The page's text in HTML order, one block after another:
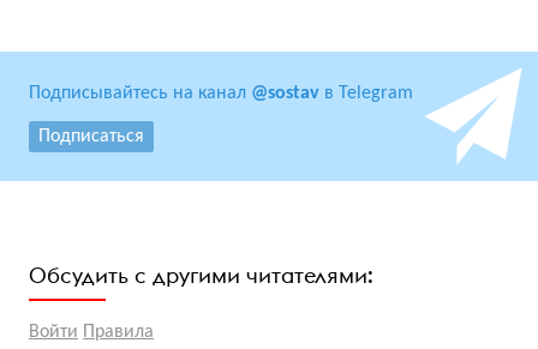
Подписывайтесь на канал @sostav в Telegram
Подписаться
Обсудить с другими читателями:
Войти Правила